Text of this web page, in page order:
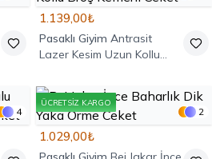
1.139,00₺
Pasaklı Giyim Antrasit
Lazer Kesim Uzun Kollu
4
ÜCRETSIZ KARGO
2
1.029,00₺